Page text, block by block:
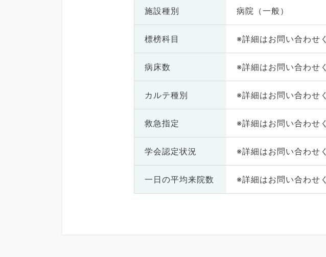
施設種別 病院（一般）
標榜科目 ※詳細はお問い合わせ
病床数 ※詳細はお問い合わせ
カルテ種別 ※詳細はお問い合わせ
救急指定 ※詳細はお問い合わせ
学会認定状況 ※詳細はお問い合わせ
一日の平均来院数 ※詳細はお問い合わせ